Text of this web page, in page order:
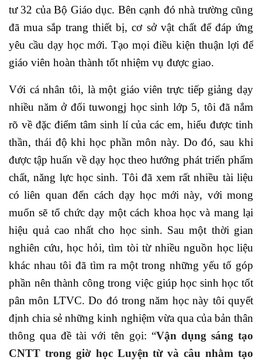
tư 32 của Bộ Giáo dục. Bên cạnh đó nhà trường cũng
đã mua sắp trang thiết bị, cơ sở vật chất để đáp ứng
yêu cầu dạy học mới. Tạo mọi điều kiện thuận lợi để
giáo viên hoàn thành tốt nhiệm vụ được giao.
Với cá nhân tôi, là một giáo viên trực tiếp giảng dạy
nhiều năm ở đối tuwongj học sinh lớp 5, tôi đã nắm
rõ về đặc điểm tâm sinh lí của các em, hiểu được tinh
thần, thái độ khi học phần môn này. Do đó, sau khi
được tập huấn về dạy học theo hướng phát triển phẩm
chất, năng lực học sinh. Tôi đã xem rất nhiều tài liệu
có liên quan đến cách dạy học mới này, với mong
muốn sẽ tổ chức dạy một cách khoa học và mang lại
hiệu quả cao nhất cho học sinh. Sau một thời gian
nghiên cứu, học hỏi, tìm tòi từ nhiều nguồn học liệu
khác nhau tôi đã tìm ra một trong những yếu tố góp
phần nên thành công trong việc giúp học sinh học tốt
pân môn LTVC. Do đó trong năm học này tôi quyết
định chia sẻ những kinh nghiệm vừa qua của bản thân
thông qua đề tài với tên gọi: “Vận dụng sáng tạo
CNTT trong giờ học Luyện từ và câu nhằm tạo